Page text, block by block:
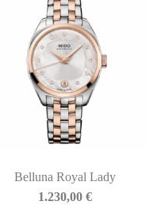
Belluna Royal Lady
1.230,00€